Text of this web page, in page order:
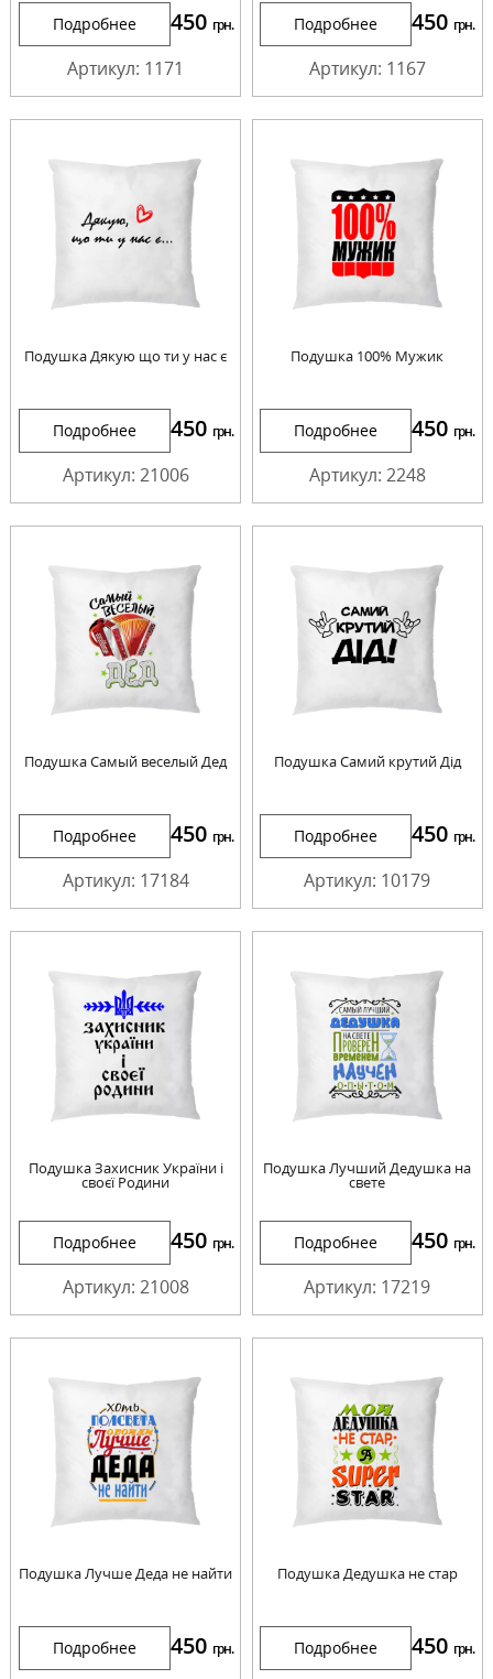
Подробнее 450 грн.
Артикул: 1171
Подробнее 450 грн.
Артикул: 1167
Подушка Дякую що ти у нас є
Подробнее 450 грн.
Артикул: 21006
Подушка 100% Мужик
Подробнее 450 грн.
Артикул: 2248
Подушка Самый веселый Дед
Подробнее 450 грн.
Артикул: 17184
Подушка Самий крутий Дід
Подробнее 450 грн.
Артикул: 10179
Подушка Захисник України і
своєї Родини
Подробнее 450 грн.
Артикул: 21008
Подушка Лучший Дедушка на
свете
Подробнее 450 грн.
Артикул: 17219
Подушка Лучше Деда не найти
Подробнее 450 грн.
Подушка Дедушка не стар
Подробнее 450 грн.